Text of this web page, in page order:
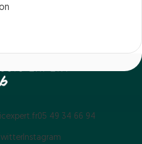
05 49 34 66 94
Instagram